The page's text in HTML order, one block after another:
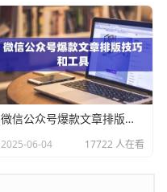
微信公众号爆款文章排版技巧和工具
2025-06-04 17722 人在看